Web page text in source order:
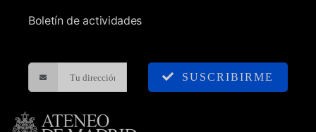
Boletín de actividades
SUSCRIBIRME